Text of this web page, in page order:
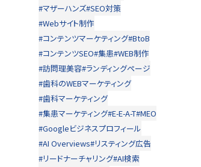
#マザーハンズ#SEO対策
#Webサイト制作
#コンテンツマーケティング#BtoB
#コンテンツSEO#集患#WEB制作
#訪問理美容#ランディングページ
#歯科のWEBマーケティング
#歯科マーケティング
#集患マーケティング#E-E-A-T#MEO
#Googleビジネスプロフィール
#AI Overviews#リスティング広告
#リードナーチャリング#AI検索